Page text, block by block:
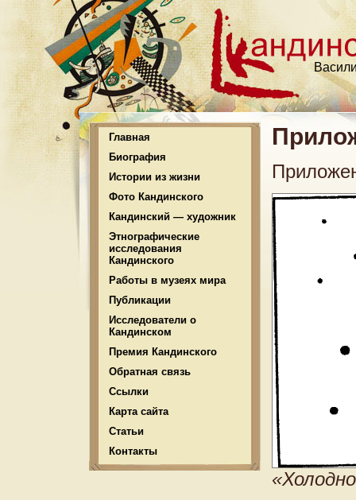
Главная
Биография
Истории из жизни
Фото Кандинского
Кандинский — художник
Этнографические
исследования
Кандинского
Работы в музеях мира
Публикации
Исследователи о
Кандинском
Премия Кандинского
Обратная связь
Ссылки
Карта сайта
Статьи
Контакты